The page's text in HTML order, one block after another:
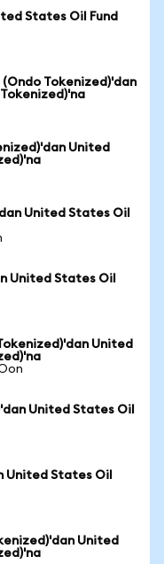
States Oil Fund
(Ondo Tokenized)'dan
United
United States Oil
United States Oil
United
United States Oil
United States Oil
United